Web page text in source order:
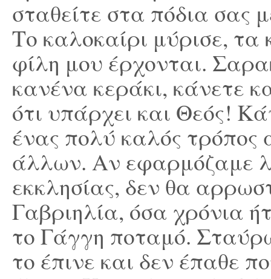
σταθείτε στα πόδια σας
Το καλοκαίρι μύρισε, τα
φίλη μου έρχονται.
κανένα κεράκι, κάνετε
ότι υπάρχει και Θεός!
ένας πολύ καλός τρόπος
άλλων. Αν εφαρμόζαμε
εκκλησίας, δεν θα
Γαβριηλία, όσα χρόνια
το Γάγγη ποταμό.
το έπινε και δεν έπαθε